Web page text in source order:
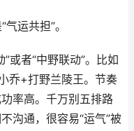
运共担”。
或者“中野联动”。比如
乔+打野兰陵王。节奏
率高。千万别五排路
沟通，很容易“运气”被